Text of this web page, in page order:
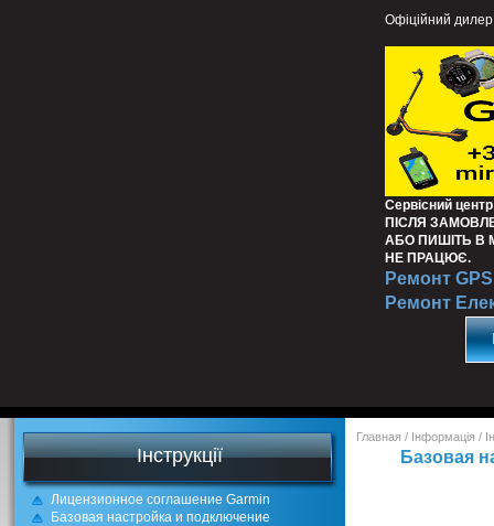
Офіційний дилер
Сервісний
ПІСЛЯ
АБО ПИШІТЬ В
НЕ ПРАЦЮЄ.
Ремонт GPS
Ремонт
Інструкції
Лицензионное соглашение Garmin
Базовая настройка и подключение
Главная / Інформація /
Базовая